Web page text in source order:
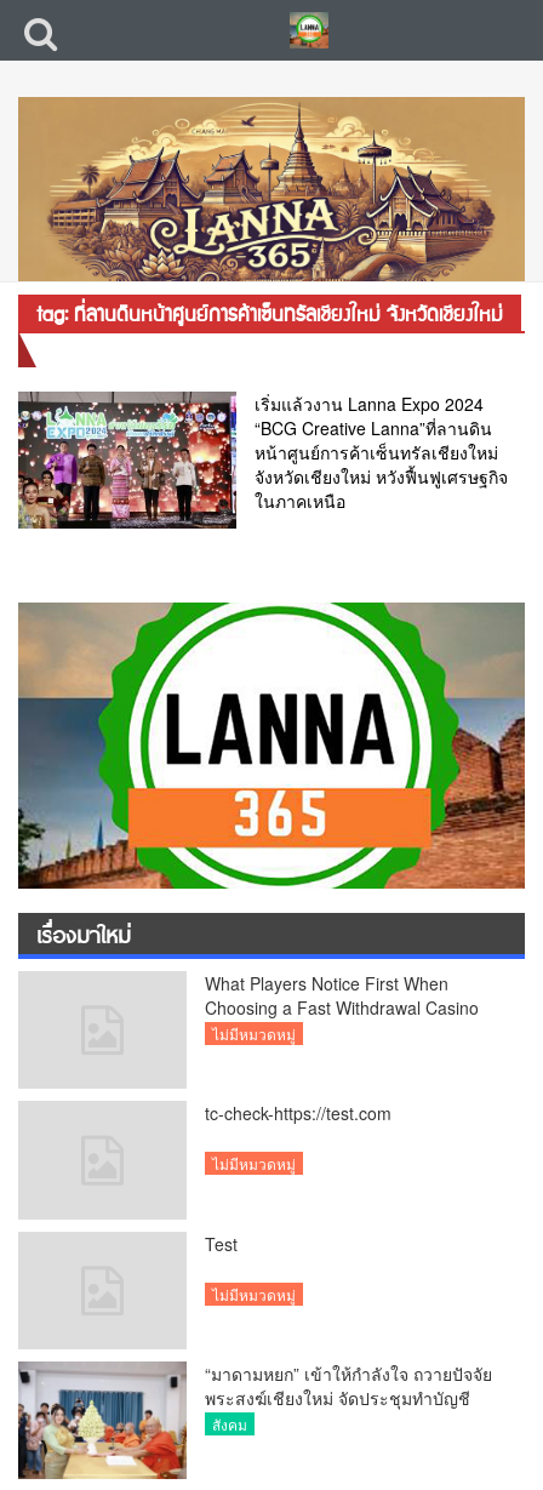
tag: ที่ลานดินหน้าศูนย์การค้าเซ็นทรัลเชียงใหม่ จังหวัดเชียงใหม่
เริ่มแล้วงาน Lanna Expo 2024
“BCG Creative Lanna”ที่ลานดิน
หน้าศูนย์การค้าเซ็นทรัลเชียงใหม่
จังหวัดเชียงใหม่ หวังฟื้นฟูเศรษฐกิจ
ในภาคเหนือ
เรื่องมาใหม่
What Players Notice First When
Choosing a Fast Withdrawal Casino
UK
ไม่มีหมวดหมู่
tc-check-https://test.com
ไม่มีหมวดหมู่
Test
ไม่มีหมวดหมู่
“มาดามหยก” เข้าให้กำลังใจ ถวายปัจจัย
พระสงฆ์เชียงใหม่ จัดประชุมทำบัญชี
รายรับรายจ่ายของวัด กว่า 300 รูป ที่วัด
สังคม